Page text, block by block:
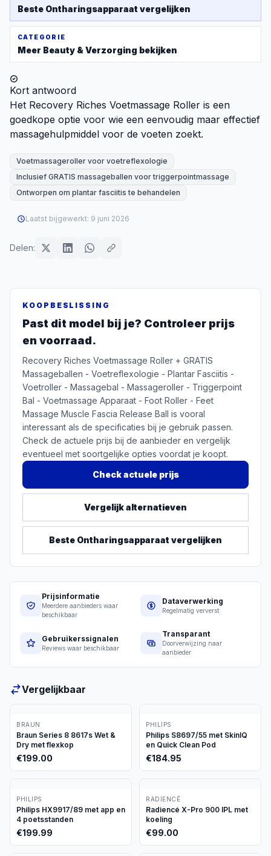
Beste Ontharingsapparaat vergelijken
CATEGORIE
Meer Beauty & Verzorging bekijken
Kort antwoord
Het Recovery Riches Voetmassage Roller is een
goedkope optie voor wie een eenvoudig maar effectief
massagehulpmiddel voor de voeten zoekt.
Voetmassageroller voor voetreflexologie
Inclusief GRATIS massageballen voor triggerpointmassage
Ontworpen om plantar fasciitis te behandelen
Laatst bijgewerkt: 9 juni 2026
Delen:
KOOPBESLISSING
Past dit model bij je? Controleer prijs
en voorraad.
Recovery Riches Voetmassage Roller + GRATIS
Massageballen - Voetreflexologie - Plantar Fasciitis -
Voetroller - Massagebal - Massageroller - Triggerpoint
Bal - Voetmassage Apparaat - Foot Roller - Feet
Massage Muscle Fascia Release Ball is vooral
interessant als de specificaties bij je gebruik passen.
Check de actuele prijs bij de aanbieder en vergelijk
eventueel met soortgelijke opties voordat je koopt.
Check actuele prijs
Vergelijk alternatieven
Beste Ontharingsapparaat vergelijken
Prijsinformatie
Meerdere aanbieders waar
beschikbaar
Dataverwerking
Regelmatig ververst
Gebruikerssignalen
Reviews waar beschikbaar
Transparant
Doorverwijzing naar
aanbieder
Vergelijkbaar
BRAUN
Braun Series 8 8617s Wet &
Dry met flexkop
€199.00
PHILIPS
Philips S8697/55 met SkinIQ
en Quick Clean Pod
€184.95
PHILIPS
Philips HX9917/89 met app en
4 poetsstanden
€199.99
RADIENCÉ
Radiencé X-Pro 900 IPL met
koeling
€99.00